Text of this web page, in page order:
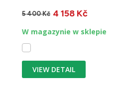
5 400 Kč 4 158 Kč
W magazynie w sklepie
VIEW DETAIL